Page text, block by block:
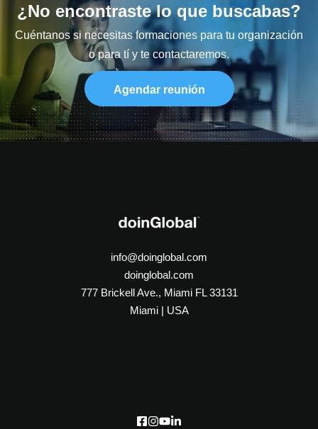
¿No encontraste lo que buscabas?
Cuéntanos si necesitas formaciones para tu organización
o para tí y te contactaremos.
Agendar reunión
info@doinglobal.com
doinglobal.com
777 Brickell Ave., Miami FL 33131
Miami | USA